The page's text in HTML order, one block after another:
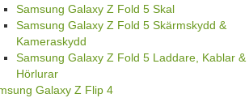
Samsung Galaxy Z Fold 5 Skal
Samsung Galaxy Z Fold 5 Skärmskydd &
Kameraskydd
Samsung Galaxy Z Fold 5 Laddare, Kablar &
Hörlurar
Galaxy Z Flip 4